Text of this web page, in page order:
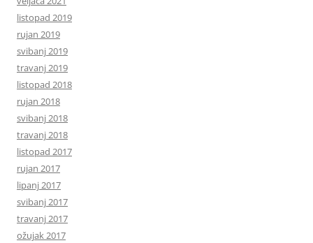
listopad 2019
rujan 2019
svibanj 2019
travanj 2019
listopad 2018
rujan 2018
svibanj 2018
travanj 2018
listopad 2017
rujan 2017
lipanj 2017
svibanj 2017
travanj 2017
ožujak 2017